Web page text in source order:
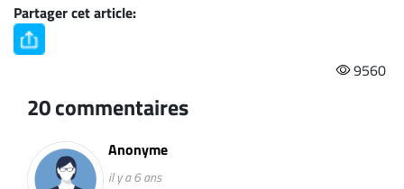
Partager cet article:
9560
20 commentaires
Anonyme
il y a 6 ans